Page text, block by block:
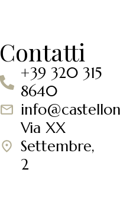
Contatti
+39 320 315
8640
Via XX
Settembre,
2